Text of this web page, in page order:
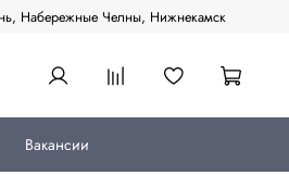
Набережные Челны, Нижнекамск
Вакансии